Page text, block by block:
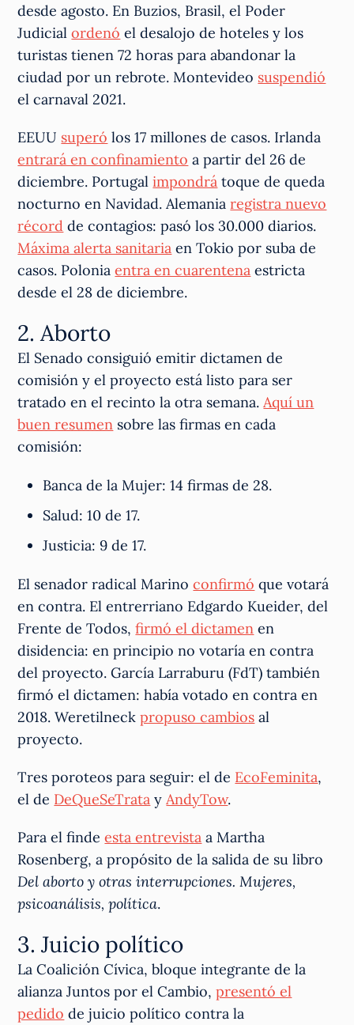
desde agosto. En Buzios, Brasil, el Poder
Judicialordenó el desalojo de hoteles y los
turistas tienen 72 horas para abandonar la
ciudad por un rebrote. Montevideo suspendió
el carnaval 2021.
EEUU superó los 17 millones de casos. Irlanda
entrará en confinamiento a partir del 26 de
diciembre. Portugalimpondrá toque de queda
nocturno en Navidad. Alemaniaregistra nuevo
récord de contagios: pasó los 30.000 diarios.
Máxima alerta sanitaria en Tokio por suba de
casos. Poloniaentra en cuarentena estricta
desde el 28 de diciembre.
2. Aborto
El Senado consiguió emitir dictamen de
comisión y el proyecto está listo para ser
tratado en el recinto la otra semana.Aquí un
buen resumen sobre las firmas en cada
comisión:
Banca de la Mujer: 14 firmas de 28.
Salud: 10 de 17.
Justicia: 9 de 17.
El senador radical Marinoconfirmó que votará
en contra. El entrerriano Edgardo Kueider, del
Frente de Todos,firmó el dictamen en
disidencia: en principio no votaría en contra
del proyecto. García Larraburu (FdT) también
firmó el dictamen: había votado en contra en
2018. Weretilneckpropuso cambios al
proyecto.
Tres poroteos para seguir: el de EcoFeminita,
el de DeQueSeTrata yAndyTow.
Para el findeesta entrevista a Martha
Rosenberg, a propósito de la salida de su libro
Del aborto y otras interrupciones. Mujeres,
psicoanálisis, política.
3. Juicio político
La Coalición Cívica, bloque integrante de la
alianza Juntos por el Cambio,presentó el
pedido de juicio político contra la